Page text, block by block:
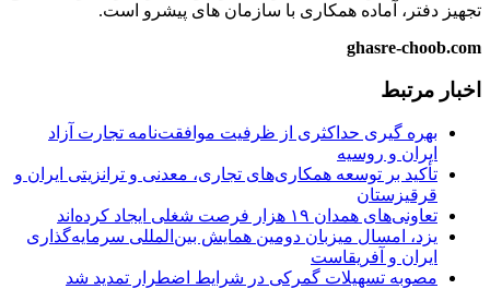
تجهیز دفتر، آماده همکاری با سازمان های پیشرو است.
ghasre-choob.com
اخبار مرتبط
بهره گیری حداکثری از ظرفیت موافقت‌نامه تجارت آزاد
ایران و روسیه
تأکید بر توسعه همکاری‌های تجاری، معدنی و ترانزیتی ایران و
قرقیزستان
تعاونی‌های همدان ۱۹ هزار فرصت شغلی ایجاد کرده‌اند
یزد، امسال میزبان دومین همایش بین‌المللی سرمایه‌گذاری
ایران و آفریقاست
مصوبه تسهیلات گمرکی در شرایط اضطرار تمدید شد